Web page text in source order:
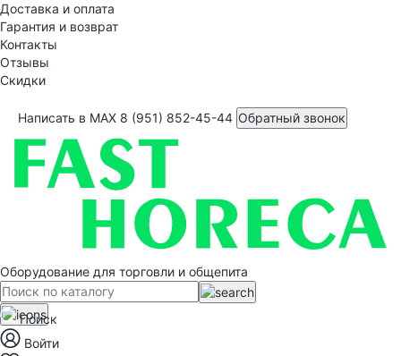
Доставка и оплата
Гарантия и возврат
Контакты
Отзывы
Скидки
Написать в MAX 8 (951) 852-45-44 Обратный звонок
Оборудование для торговли и общепита
Поиск
Войти